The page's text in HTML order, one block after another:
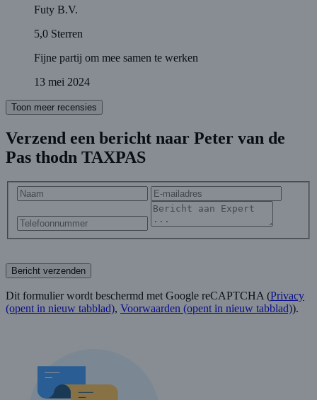
Futy B.V.
5,0 Sterren
Fijne partij om mee samen te werken
13 mei 2024
Toon meer recensies
Verzend een bericht naar Peter van de
Pas thodn TAXPAS
Bericht verzenden
Dit formulier wordt beschermd met Google reCAPTCHA (Privacy
(opent in nieuw tabblad), Voorwaarden (opent in nieuw tabblad)).